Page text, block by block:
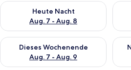
Heute Nacht
Aug. 7 - Aug. 8
Überprüfe die Verfügbarkeit für
Dieses Wochenende
Aug. 7 - Aug. 9
Überprüfe die Verfügbarkeit für